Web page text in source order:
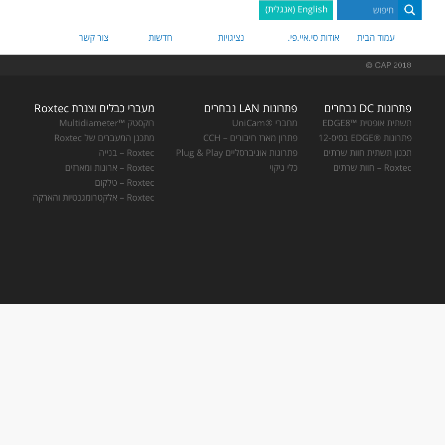
English
(אנגלית)
עמוד הבית אודות סי.איי.פי. נציגויות חדשות צור קשר
פתרונות DC נבחרים
תשתית אופטית ™EDGE8
פתרונות ®EDGE בסיס-12
תכנון תשתית חוות שרתים
Roxtec – חוות שרתים
פתרונות LAN נבחרים
מחברי ®UniCam
פתרון מארז חיבורים – CCH
פתרונות אוניברסליים Plug & Play
כלי ניקוי
מעברי כבלים וצנרת Roxtec
רוקסטק ™Multidiameter
מתכנן המעברים של Roxtec
Roxtec – בנייה
Roxtec – ארונות ומארזים
Roxtec – טלקום
Roxtec – אלקטרומגנטיות והארקה